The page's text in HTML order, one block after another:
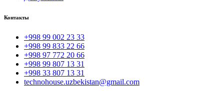
Контакты
+998 99 002 23 33
+998 99 833 22 66
+998 97 772 20 66
+998 99 807 13 31
+998 33 807 13 31
technohouse.uzbekistan@gmail.com